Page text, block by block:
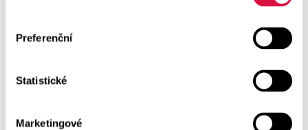
Preferenční
Statistické
Marketingové